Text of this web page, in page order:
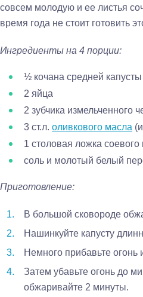
совсем молодую и ее листья
время года не стоит готовить
Ингредиенты на 4 порции:
½ кочана средней капусты
2 яйца
2 зубчика измельченного
3 ст.л. оливкового масла
1 столовая ложка
соль и молотый белый
Приготовление:
В большой сковороде
Нашинкуйте капусту
Немного прибавьте огонь
Затем убавьте огонь до
обжаривайте 2 минуты.